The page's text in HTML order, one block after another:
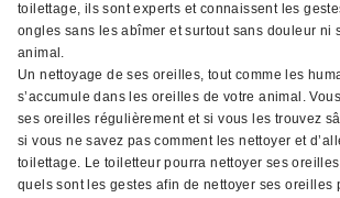
toilettage, ils sont experts et connaissent les
ongles sans les abîmer et surtout sans douleur ni
animal.
Un nettoyage de ses oreilles, tout comme les
s’accumule dans les oreilles de votre animal.
ses oreilles régulièrement et si vous les trouvez
si vous ne savez pas comment les nettoyer et
toilettage. Le toiletteur pourra nettoyer ses
quels sont les gestes afin de nettoyer ses oreilles